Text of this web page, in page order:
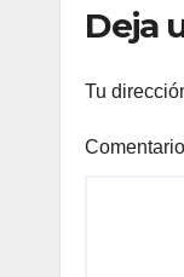
Deja
Tu
Comentario